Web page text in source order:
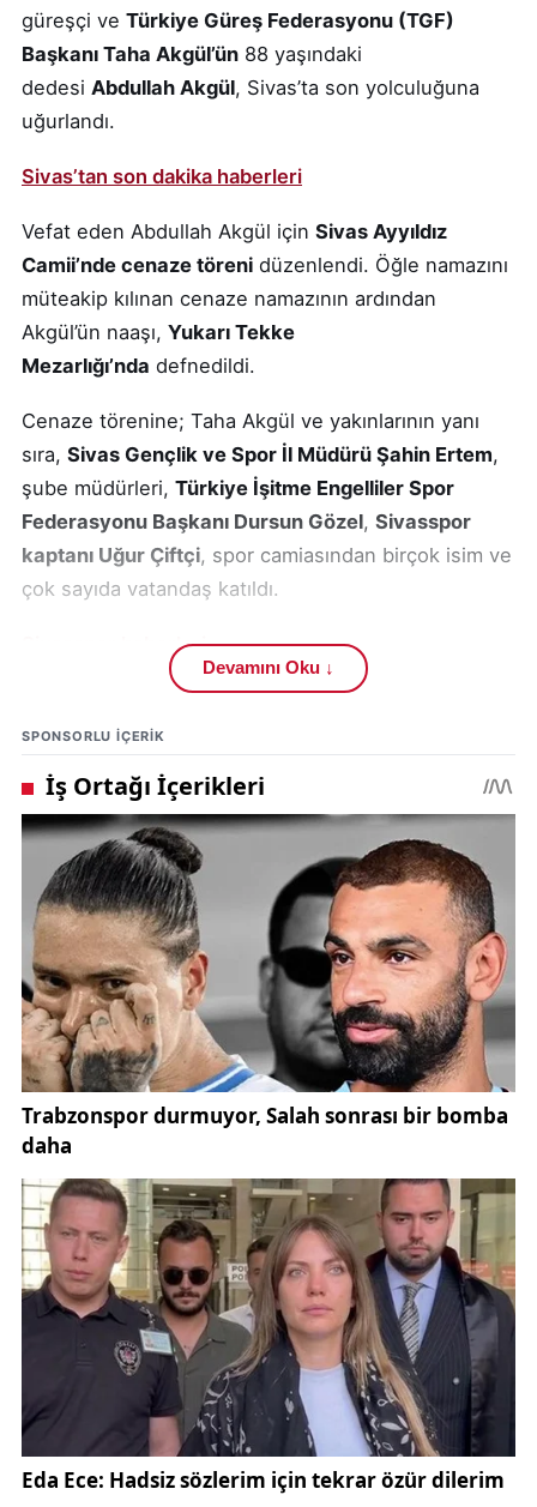
güreşçi ve Türkiye Güreş Federasyonu (TGF)
Başkanı Taha Akgül’ün 88 yaşındaki
dedesi Abdullah Akgül, Sivas’ta son yolculuğuna
uğurlandı.
Sivas’tan son dakika haberleri
Vefat eden Abdullah Akgül için Sivas Ayyıldız
Camii’nde cenaze töreni düzenlendi. Öğle namazını
müteakip kılınan cenaze namazının ardından
Akgül’ün naaşı, Yukarı Tekke
Mezarlığı’nda defnedildi.
Cenaze törenine; Taha Akgül ve yakınlarının yanı
sıra, Sivas Gençlik ve Spor İl Müdürü Şahin Ertem,
şube müdürleri, Türkiye İşitme Engelliler Spor
Federasyonu Başkanı Dursun Gözel, Sivasspor
kaptanı Uğur Çiftçi, spor camiasından birçok isim ve
çok sayıda vatandaş katıldı.
Sivasspor haberleri
Cenazeye katılan vatandaşlar ve spor dünyasından
isimler, TGF Başkanı Taha Akgül’e başsağlığı
defnedilmesinin ardından taziyeleri kabul etti.
Devamını Oku ↓
SPONSORLU IÇERIK